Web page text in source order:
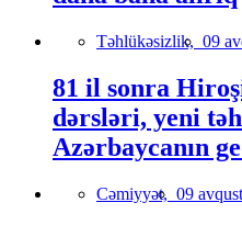
Təhlükəsizlik, 09
81 il sonra
dərsləri, yeni
Azərbaycanın
Cəmiyyət, 09